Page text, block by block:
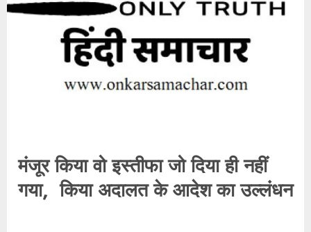
मंजूर किया वो इस्‍तीफा जो दिया ही नहीं
गया,किया अदालत के आदेश का उल्‍लंधन